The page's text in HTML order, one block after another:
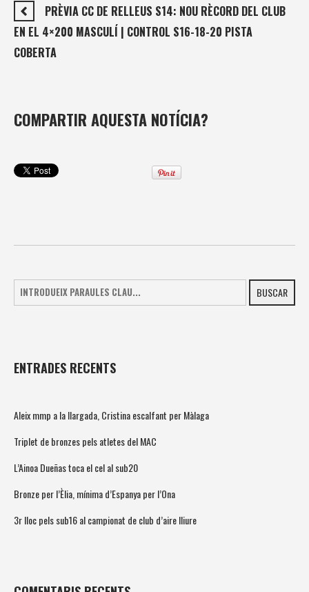
PRÈVIA CC DE RELLEUS S14: NOU RÈCORD DEL CLUB
EN EL 4×200 MASCULÍ | CONTROL S16-18-20 PISTA
COBERTA
COMPARTIR AQUESTA NOTÍCIA?
BUSCAR
ENTRADES RECENTS
Aleix mmp a la llargada, Cristina escalfant per Màlaga
Triplet de bronzes pels atletes del MAC
L’Ainoa Dueñas toca el cel al sub20
Bronze per l’Èlia, mínima d’Espanya per l’Ona
3r lloc pels sub16 al campionat de club d’aire lliure